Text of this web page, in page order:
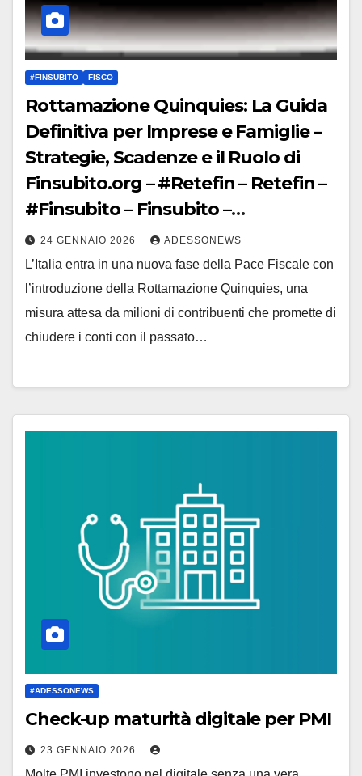
#FINSUBITO FISCO
Rottamazione Quinquies: La Guida
Definitiva per Imprese e Famiglie –
Strategie, Scadenze e il Ruolo di
Finsubito.org – #Retefin – Retefin –
#Finsubito – Finsubito –
#Adessonews – #Adessonews –
#Finsubito – Adessonews
24 GENNAIO 2026 ADESSONEWS
L’Italia entra in una nuova fase della Pace Fiscale con
l’introduzione della Rottamazione Quinquies, una
misura attesa da milioni di contribuenti che promette di
chiudere i conti con il passato…
#ADESSONEWS
Check-up maturità digitale per PMI
23 GENNAIO 2026